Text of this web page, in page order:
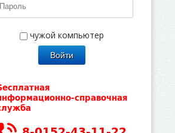
чужой компьютер